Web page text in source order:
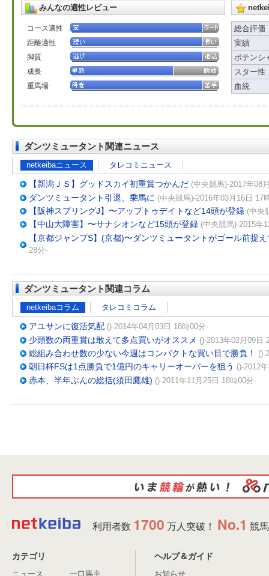
みんなの適性レビュー
コース適性
距離適性
脚質
成長
重馬場
総合評価
実績
ポテンシ
スター性
血統
ダンツミュータント関連ニュース
netkeibaニュース タレコミニュース
【新潟ＪＳ】グッドスカイ初重賞つかんだ (中央競馬)-2017年08
ダンツミュータント引退、乗馬に (中央競馬)-2016年03月16日 17
【阪神スプリングJ】〜アップトゥデイトなど14頭が登録 (中央
【中山大障害】〜サナシオンなど15頭が登録 (中央競馬)-2015年
【京都ジャンプS】(京都)〜ダンツミュータントがゴール前捉
28分-
ダンツミュータント関連コラム
netkeibaコラム タレコミコラム
アユサンに復活気配 ()-2014年04月03日 18時00分-
少頭数の両重賞は敢えて多点買いがオススメ ()-2013年02月09日
総組み合わせ数の少ない今週はコンパクトな買い目で勝負！ ()-
朝日杯FSは1点勝負で1億円のキャリーオーバーを狙う ()-2012
赤本、半年ぶんの総括(須田鷹雄) ()-2011年11月25日 18時00分-
利用者数 1700 万人突破！ No.1 競
カテゴリ
ニュース 一口馬主
ヘルプ＆ガイド
お知らせ